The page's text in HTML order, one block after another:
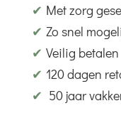
✔ Met zorg
✔ Zo snel
✔ Veilig betalen
✔ 120 dagen
✔ 50 jaar